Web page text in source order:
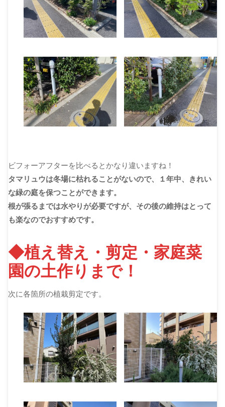
ビフォーアフターを比べるとかなり違いますね！
タマリュウは冬場に枯れることがないので、１年中、きれい
な緑の庭を保つことができます。
根が張るまでは水やりが必要ですが、その後の維持はとって
も楽なのでおすすめです。
◆植え替え・剪定・家庭菜
園の土作りまで！
次に各箇所の植栽剪定です。